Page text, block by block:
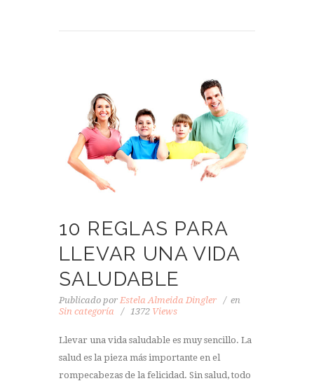
10 REGLAS PARA
LLEVAR UNA VIDA
SALUDABLE
Publicado por Estela Almeida Dingler
en
Sin categoría
1372 Views
Llevar una vida saludable es muy sencillo. La
salud es la pieza más importante en el
rompecabezas de la felicidad. Sin salud, todo